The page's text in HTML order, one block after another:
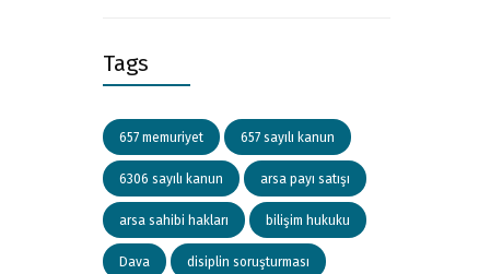
Tags
657 memuriyet 657 sayılı kanun
6306 sayılı kanun arsa payı satışı
arsa sahibi hakları bilişim hukuku
Dava disiplin soruşturması